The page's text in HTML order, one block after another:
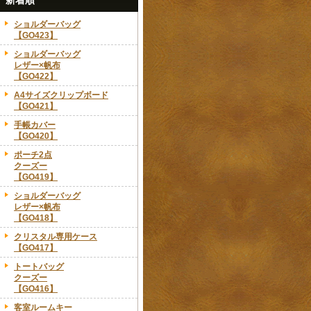
ショルダーバッグ
【GO423】
ショルダーバッグ
レザー×帆布
【GO422】
A4サイズクリップボード
【GO421】
手帳カバー
【GO420】
ポーチ2点
クーズー
【GO419】
ショルダーバッグ
レザー×帆布
【GO418】
クリスタル専用ケース
【GO417】
トートバッグ
クーズー
【GO416】
客室ルームキー